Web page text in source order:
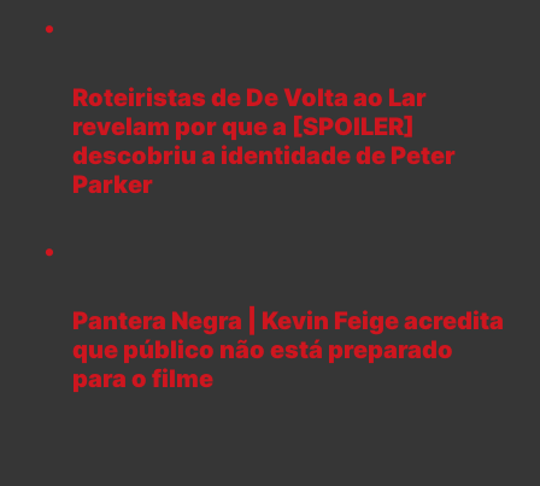
Roteiristas de De Volta ao Lar
revelam por que a [SPOILER]
descobriu a identidade de Peter
Parker
Pantera Negra | Kevin Feige acredita
que público não está preparado
para o filme